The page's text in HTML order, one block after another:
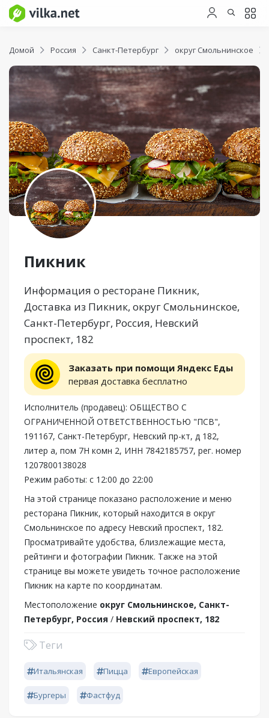
Домой Россия Санкт-Петербург округ Смольнинское
Пикник
Информация о ресторане Пикник,
Доставка из Пикник, округ Смольнинское,
Санкт-Петербург, Россия, Невский
проспект, 182
Заказать при помощи Яндекс Еды
первая доставка бесплатно
Исполнитель (продавец): ОБЩЕСТВО С
ОГРАНИЧЕННОЙ ОТВЕТСТВЕННОСТЬЮ "ПСВ",
191167, Санкт-Петербург, Невский пр-кт, д 182,
литер а, пом 7Н комн 2, ИНН 7842185757, рег. номер
1207800138028
Режим работы: с 12:00 до 22:00
На этой странице показано расположение и меню
ресторана Пикник, который находится в округ
Смольнинское по адресу Невский проспект, 182.
Просматривайте удобства, близлежащие места,
рейтинги и фотографии Пикник. Также на этой
странице вы можете увидеть точное расположение
Пикник на карте по координатам.
Местоположение округ Смольнинское, Санкт-
Петербург, Россия / Невский проспект, 182
Теги
Итальянская Пицца Европейская
Бургеры Фастфуд